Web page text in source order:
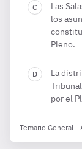
Las
los
Pleno.
La
por el
Temario General -